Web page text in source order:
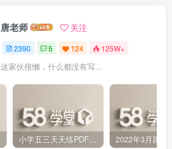
唐老师 关注
2390 5 124 125W+
这家伙很懒，什么都没有写...
小学五三天天练PDF（压缩打包）百度网盘分享下载